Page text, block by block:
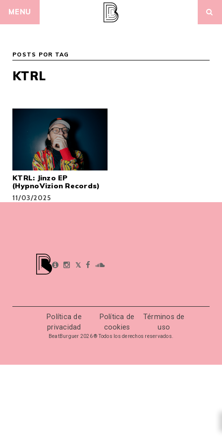
MENU
POSTS POR TAG
KTRL
KTRL: Jinzo EP
(HypnoVizion Records)
11/03/2025
𝕏
Política de
privacidad
Política de
cookies
Términos de
uso
BeatBurguer 2026 ® Todos los derechos reservados.